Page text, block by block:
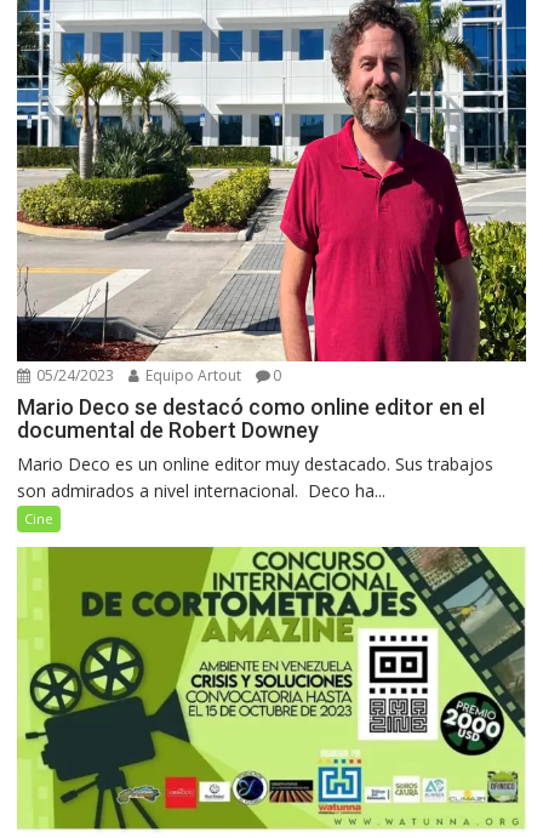
05/24/2023 Equipo Artout 0
Mario Deco se destacó como online editor en el
documental de Robert Downey
Mario Deco es un online editor muy destacado. Sus trabajos
son admirados a nivel internacional. Deco ha...
Cine